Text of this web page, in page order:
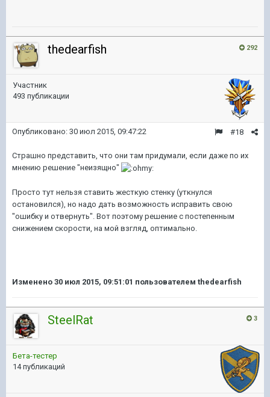
292
thedearfish
Участник
493 публикации
#18
Опубликовано: 30 июл 2015, 09:47:22
Страшно представить, что они там придумали, если даже по их
мнению решение "неизящно"
Просто тут нельзя ставить жесткую стенку (уткнулся
остановился), но надо дать возможность исправить свою
"ошибку и отвернуть". Вот поэтому решение с постепенным
снижением скорости, на мой взгляд, оптимально.
Изменено 30 июл 2015, 09:51:01 пользователем thedearfish
3
SteelRat
Бета-тестер
14 публикаций